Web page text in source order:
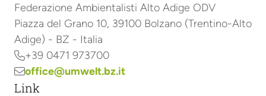
Federazione Ambientalisti Alto Adige ODV
Piazza del Grano 10, 39100 Bolzano (Trentino-Alto
Adige) - BZ - Italia
+39 0471 973700
office@umwelt.bz.it
Link